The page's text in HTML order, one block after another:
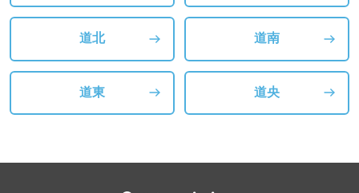
道北 道南
道東 道央